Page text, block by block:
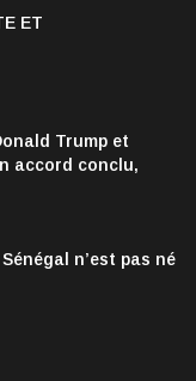
ET
Trump et
accord conclu,
n’est pas né